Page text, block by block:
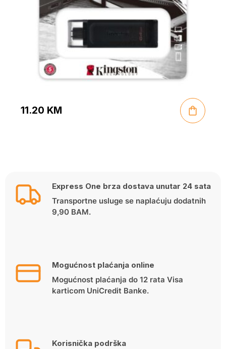
11.20 KM
Express One brza dostava unutar 24 sata
Transportne usluge se naplaćuju dodatnih
9,90 BAM.
Mogućnost plaćanja online
Mogućnost plaćanja do 12 rata Visa
karticom UniCredit Banke.
Korisnička podrška